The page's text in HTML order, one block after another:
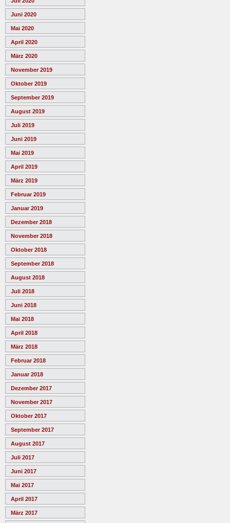
Juni 2020
Mai 2020
April 2020
März 2020
November 2019
Oktober 2019
September 2019
August 2019
Juli 2019
Juni 2019
Mai 2019
April 2019
März 2019
Februar 2019
Januar 2019
Dezember 2018
November 2018
Oktober 2018
September 2018
August 2018
Juli 2018
Juni 2018
Mai 2018
April 2018
März 2018
Februar 2018
Januar 2018
Dezember 2017
November 2017
Oktober 2017
September 2017
August 2017
Juli 2017
Juni 2017
Mai 2017
April 2017
März 2017